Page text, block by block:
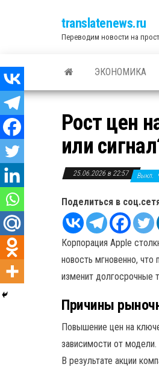
translatenews.ru
Переводим новости на
ЭКОНОМИКА
Рост цен
или
25.06.2026 в 22:57 Выкл.
Поделиться в
Корпорация Apple
новость мгновенно, что
изменит долгосрочные
Причины
Повышение цен на
зависимости от модели.
В результате акции